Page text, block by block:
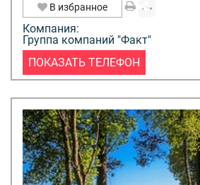
В избранное
Компания:
Группа компаний "Факт"
ПОКАЗАТЬ ТЕЛЕФОН